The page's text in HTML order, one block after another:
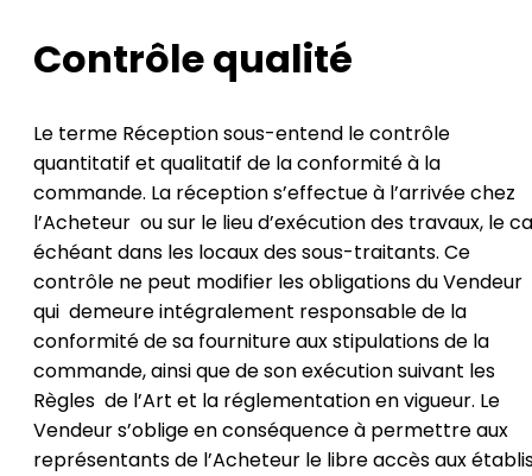
Contrôle qualité
Le terme Réception sous-entend le contrôle
quantitatif et qualitatif de la conformité à la
commande. La réception s’effectue à l’arrivée chez
l’Acheteur ou sur le lieu d’exécution des travaux, le
échéant dans les locaux des sous-traitants. Ce
contrôle ne peut modifier les obligations du Vendeur
qui demeure intégralement responsable de la
conformité de sa fourniture aux stipulations de la
commande, ainsi que de son exécution suivant les
Règles de l’Art et la réglementation en vigueur. Le
Vendeur s’oblige en conséquence à permettre aux
représentants de l’Acheteur le libre accès aux